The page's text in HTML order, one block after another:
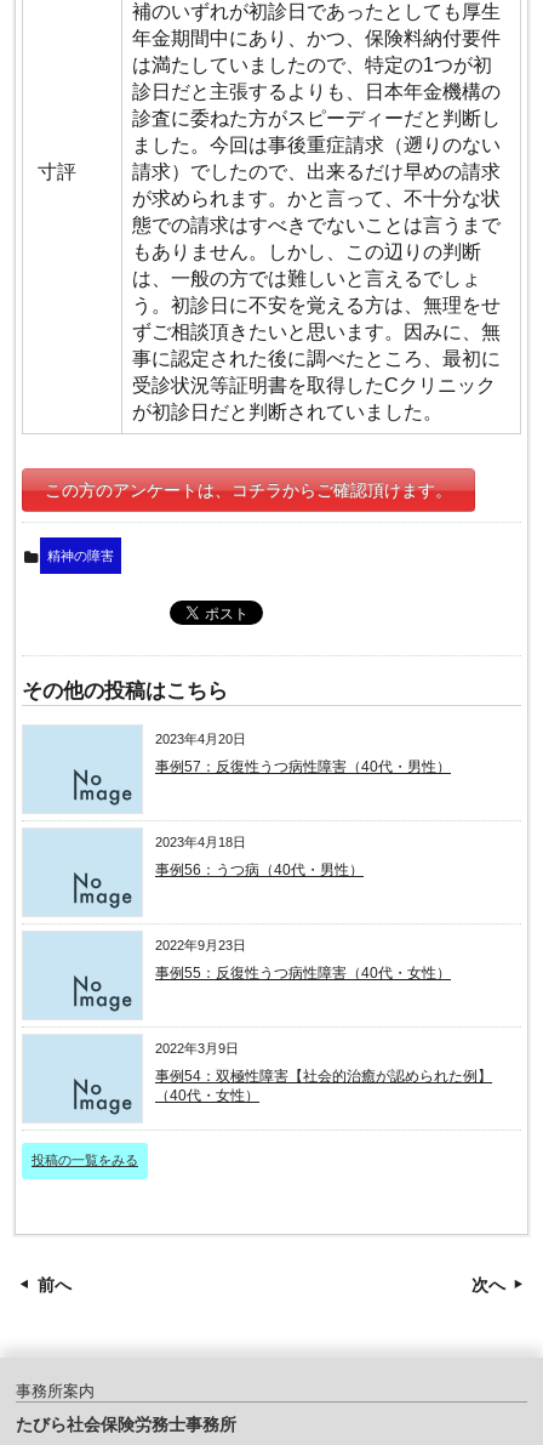
寸評
補のいずれが初診日であったとしても厚生
年金期間中にあり、かつ、保険料納付要件
は満たしていましたので、特定の1つが初
診日だと主張するよりも、日本年金機構の
診査に委ねた方がスピーディーだと判断し
ました。今回は事後重症請求（遡りのない
請求）でしたので、出来るだけ早めの請求
が求められます。かと言って、不十分な状
態での請求はすべきでないことは言うまで
もありません。しかし、この辺りの判断
は、一般の方では難しいと言えるでしょ
う。初診日に不安を覚える方は、無理をせ
ずご相談頂きたいと思います。因みに、無
事に認定された後に調べたところ、最初に
受診状況等証明書を取得したCクリニック
が初診日だと判断されていました。
この方のアンケートは、コチラからご確認頂けます。
精神の障害
その他の投稿はこちら
2023年4月20日
事例57：反復性うつ病性障害（40代・男性）
2023年4月18日
事例56：うつ病（40代・男性）
2022年9月23日
事例55：反復性うつ病性障害（40代・女性）
2022年3月9日
事例54：双極性障害【社会的治癒が認められた例】
（40代・女性）
投稿の一覧をみる
前へ 次へ
事務所案内
たびら社会保険労務士事務所